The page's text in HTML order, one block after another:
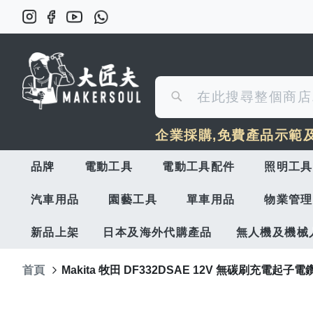
尋
搜
尋
企業採購,免費產品示範
品牌 電動工具 電動工具配件 照明工具
汽車用品 園藝工具 單車用品 物業管
新品上架 日本及海外代購產品 無人機及機械
首頁 Makita 牧田 DF332DSAE 12V 無碳刷充電起子電